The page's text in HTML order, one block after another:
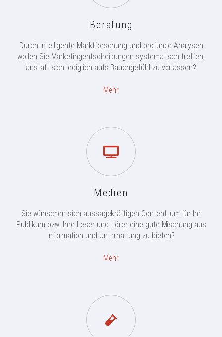
Beratung
Durch intelligente Marktforschung und profunde Analysen
wollen Sie Marketingentscheidungen systematisch treffen,
anstatt sich lediglich aufs Bauchgefühl zu verlassen?
Mehr
Medien
Sie wünschen sich aussagekräftigen Content, um für Ihr
Publikum bzw. Ihre Leser und Hörer eine gute Mischung aus
Information und Unterhaltung zu bieten?
Mehr